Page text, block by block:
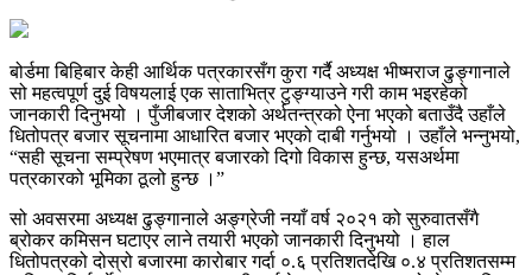
बोर्डमा बिहिबार केही आर्थिक पत्रकारसँग कुरा गर्दै अध्यक्ष भीष्मराज ढुङ्गानाले
सो महत्वपूर्ण दुई विषयलाई एक साताभित्र टुङ्ग्याउने गरी काम भइरहेको
जानकारी दिनुभयो । पुँजीबजार देशको अर्थतन्त्रको ऐना भएको बताउँदै उहाँले
धितोपत्र बजार सूचनामा आधारित बजार भएको दाबी गर्नुभयो । उहाँले भन्नुभयो,
“सही सूचना सम्प्रेषण भएमात्र बजारको दिगो विकास हुन्छ, यसअर्थमा
पत्रकारको भूमिका ठूलो हुन्छ ।”
सो अवसरमा अध्यक्ष ढुङ्गानाले अङ्ग्रेजी नयाँ वर्ष २०२१ को सुरुवातसँगै
ब्रोकर कमिसन घटाएर लाने तयारी भएको जानकारी दिनुभयो । हाल
धितोपत्रको दोस्रो बजारमा कारोबार गर्दा ०.६ प्रतिशतदेखि ०.४ प्रतिशतसम्म